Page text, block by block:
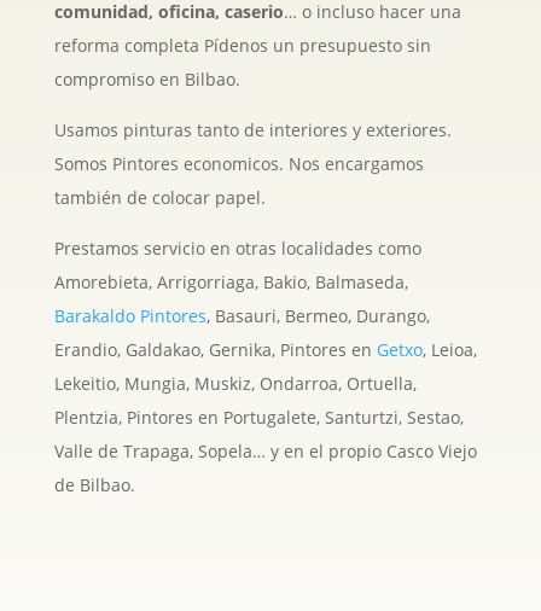
comunidad, oficina, caserio… o incluso hacer una
reforma completa Pídenos un presupuesto sin
compromiso en Bilbao.
Usamos pinturas tanto de interiores y exteriores.
Somos Pintores economicos. Nos encargamos
también de colocar papel.
Prestamos servicio en otras localidades como
Amorebieta, Arrigorriaga, Bakio, Balmaseda,
Barakaldo Pintores, Basauri, Bermeo, Durango,
Erandio, Galdakao, Gernika, Pintores en Getxo, Leioa,
Lekeitio, Mungia, Muskiz, Ondarroa, Ortuella,
Plentzia, Pintores en Portugalete, Santurtzi, Sestao,
Valle de Trapaga, Sopela… y en el propio Casco Viejo
de Bilbao.